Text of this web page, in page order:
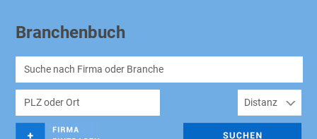
Branchenbuch